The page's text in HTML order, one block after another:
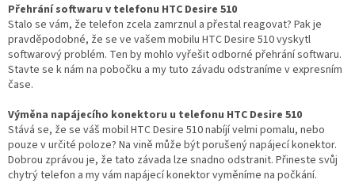
Přehrání softwaru v telefonu HTC Desire 510
Stalo se vám, že telefon zcela zamrznul a přestal reagovat? Pak je
pravděpodobné, že se ve vašem mobilu HTC Desire 510 vyskytl
softwarový problém. Ten by mohlo vyřešit odborné přehrání softwaru.
Stavte se k nám na pobočku a my tuto závadu odstraníme v expresním
čase.
Výměna napájecího konektoru u telefonu HTC Desire 510
Stává se, že se váš mobil HTC Desire 510 nabíjí velmi pomalu, nebo
pouze v určité poloze? Na vině může být porušený napájecí konektor.
Dobrou zprávou je, že tato závada lze snadno odstranit. Přineste svůj
chytrý telefon a my vám napájecí konektor vyměníme na počkání.